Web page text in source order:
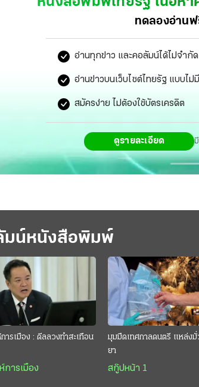
ทดลองอ่าน
อ่านทุกข่าว และคอลัมน์ได้ไม่จำกัด
อ่านข่าวบนเว็บไซต์ไทยรัฐ แบบไ
สมัครง่าย ไม่ต้องใช้บัตรเครดิต
ดูรายละเอียด
มน์หนังสือพิมพ์
การเมือง : ดีลลวงทำสะเทือน
การเมือง
มุมมืดเทศกาลดนตรี แหล่งมั่
ยา
สกู๊ปหน้า 1